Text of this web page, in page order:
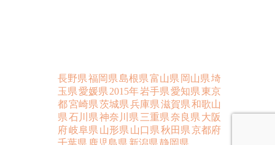
長野県福岡県島根県富山県 岡山県埼
玉県愛媛県 2015年岩手県愛知県東京
都宮崎県茨城県兵庫県滋賀県和歌山
県石川県神奈川県 三重県奈良県 大阪
府岐阜県 山形県 山口県秋田県京都府
千葉県 鹿児島県 新潟県静岡県